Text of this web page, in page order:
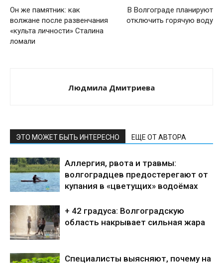
Он же памятник: как
волжане после развенчания
«культа личности» Сталина
ломали
В Волгограде планируют
отключить горячую воду
Людмила Дмитриева
ЭТО МОЖЕТ БЫТЬ ИНТЕРЕСНО ЕЩЕ ОТ АВТОРА
Аллергия, рвота и травмы:
волгоградцев предостерегают от
купания в «цветущих» водоёмах
+ 42 градуса: Волгоградскую
область накрывает сильная жара
Специалисты выясняют, почему на